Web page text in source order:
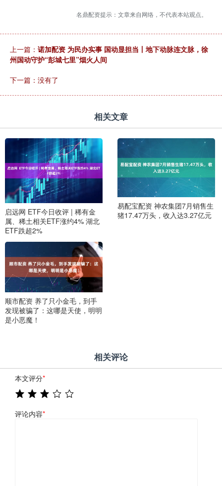
名鼎配资提示：文章来自网络，不代表本站观点。
上一篇： 诺加配资 为民办实事 国动显担当丨地下动脉连文脉，徐
州国动守护“彭城七里”烟火人间
下一篇：没有了
相关文章
启远网 ETF今日收评 | 稀有金
属、稀土相关ETF涨约4% 湖北
ETF跌超2%
易配宝配资 神农集团7月销售生
猪17.47万头，收入达3.27亿元
顺市配资 养了只小金毛，到手
发现被骗了：这哪是天使，明明
是小恶魔！
相关评论
本文评分*
评论内容*